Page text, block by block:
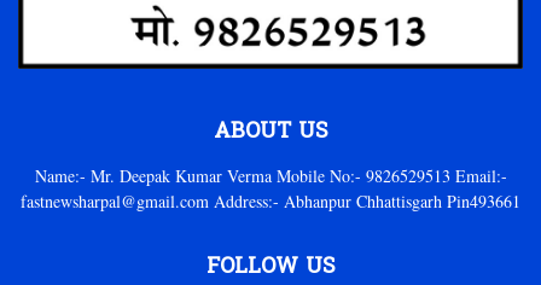
ABOUT US
Name:- Mr. Deepak Kumar Verma Mobile No:- 9826529513 Email:-
fastnewsharpal@gmail.com Address:- Abhanpur Chhattisgarh Pin493661
FOLLOW US